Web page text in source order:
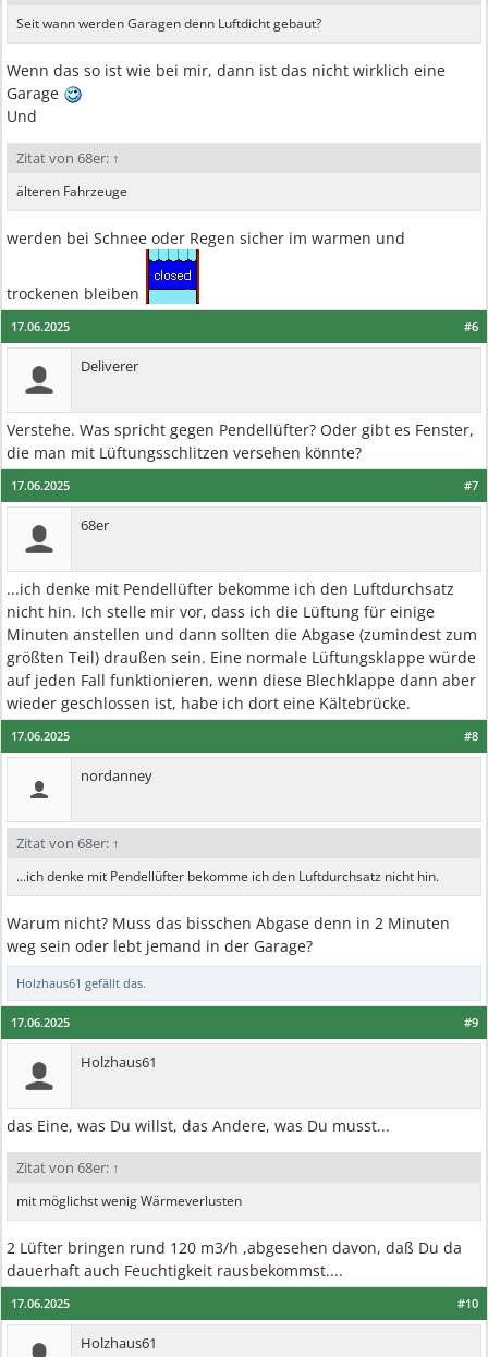
Seit wann werden Garagen denn Luftdicht gebaut?
Wenn das so ist wie bei mir, dann ist das nicht wirklich eine
Garage
Und
Zitat von 68er: ↑
älteren Fahrzeuge
werden bei Schnee oder Regen sicher im warmen und
trockenen bleiben
#6
17.06.2025
Deliverer
Verstehe. Was spricht gegen Pendellüfter? Oder gibt es Fenster,
die man mit Lüftungsschlitzen versehen könnte?
#7
17.06.2025
68er
...ich denke mit Pendellüfter bekomme ich den Luftdurchsatz
nicht hin. Ich stelle mir vor, dass ich die Lüftung für einige
Minuten anstellen und dann sollten die Abgase (zumindest zum
größten Teil) draußen sein. Eine normale Lüftungsklappe würde
auf jeden Fall funktionieren, wenn diese Blechklappe dann aber
wieder geschlossen ist, habe ich dort eine Kältebrücke.
#8
17.06.2025
nordanney
Zitat von 68er: ↑
...ich denke mit Pendellüfter bekomme ich den Luftdurchsatz nicht hin.
Warum nicht? Muss das bisschen Abgase denn in 2 Minuten
weg sein oder lebt jemand in der Garage?
Holzhaus61 gefällt das.
#9
17.06.2025
Holzhaus61
das Eine, was Du willst, das Andere, was Du musst...
Zitat von 68er: ↑
mit möglichst wenig Wärmeverlusten
2 Lüfter bringen rund 120 m3/h ,abgesehen davon, daß Du da
dauerhaft auch Feuchtigkeit rausbekommst....
#10
17.06.2025
Holzhaus61